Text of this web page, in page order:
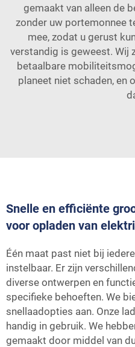
gemaakt van alleen de
zonder uw portemonnee
mee, zodat u gerust
verstandig is geweest. Wij
betaalbare
planeet niet schaden, en
Snelle en efficiënte
voor opladen van
Één maat past niet bij
instelbaar. Er zijn
diverse ontwerpen en
specifieke behoeften. We
snellaadopties aan. Onze
handig in gebruik. We
gemaakt door middel van